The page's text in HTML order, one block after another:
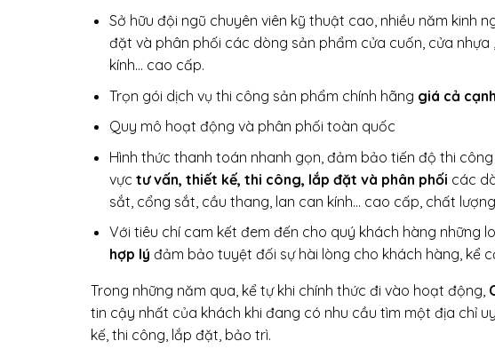
Sở hữu đội ngũ chuyên viên kỹ thuật cao, nhiều năm kinh
đặt và phân phối các dòng sản phẩm cửa cuốn, cửa
kính… cao cấp.
Trọn gói dịch vụ thi công sản phẩm chính hãng giá cả
Quy mô hoạt động và phân phối toàn quốc
Hình thức thanh toán nhanh gọn, đảm bảo tiến độ thi
vực tư vấn, thiết kế, thi công, lắp đặt và phân phối các
sắt, cổng sắt, cầu thang, lan can kính… cao cấp, chất
Với tiêu chí cam kết đem đến cho quý khách hàng những
hợp lý đảm bảo tuyệt đối sự hài lòng cho khách hàng, kể
Trong những năm qua, kể tự khi chính thức đi vào hoạt động,
tin cậy nhất của khách khi đang có nhu cầu tìm một địa chỉ
kế, thi công, lắp đặt, bảo trì.